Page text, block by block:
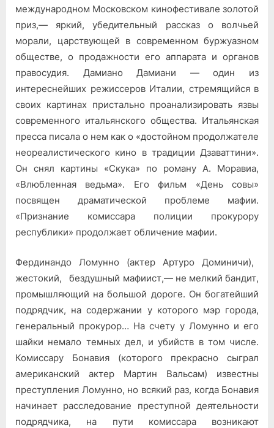
международном Московском кинофестивале золотой
приз,— яркий, убедительный рассказ о волчьей
морали, царствующей в современном буржуазном
обществе, о продажности его аппарата и органов
правосудия. Дамиано Дамиани — один из
интереснейших режиссеров Италии, стремящийся в
своих картинах пристально проанализировать язвы
современного итальянского общества. Италь­янская
пресса писала о нем как о «достойном продолжателе
неореа­листического кино в традиции Дзаваттини».
Он снял картины «Ску­ка» по роману А. Моравиа,
«Влюбленная ведьма». Его фильм «День совы»
посвящен драматической проблеме мафии.
«Признание ко­миссара полиции прокурору
республики» продолжает обличение мафии.
Фердинандо Ломунно (актер Артуро Доминичи),
жестокий, без­душный мафиист,— не мелкий бандит,
промышляющий на большой дороге. Он богатейший
подрядчик, на содержании у которого мэр города,
генеральный прокурор… На счету у Ломунно и его
шайки немало темных дел, и убийств в том числе.
Комиссару Бонавия (ко­торого прекрасно сыграл
американский актер Мартин Вальсам) известны
преступления Ломунно, но всякий раз, когда Бонавия
на­чинает расследование преступной деятельности
подрядчика, на пути комиссара возникают